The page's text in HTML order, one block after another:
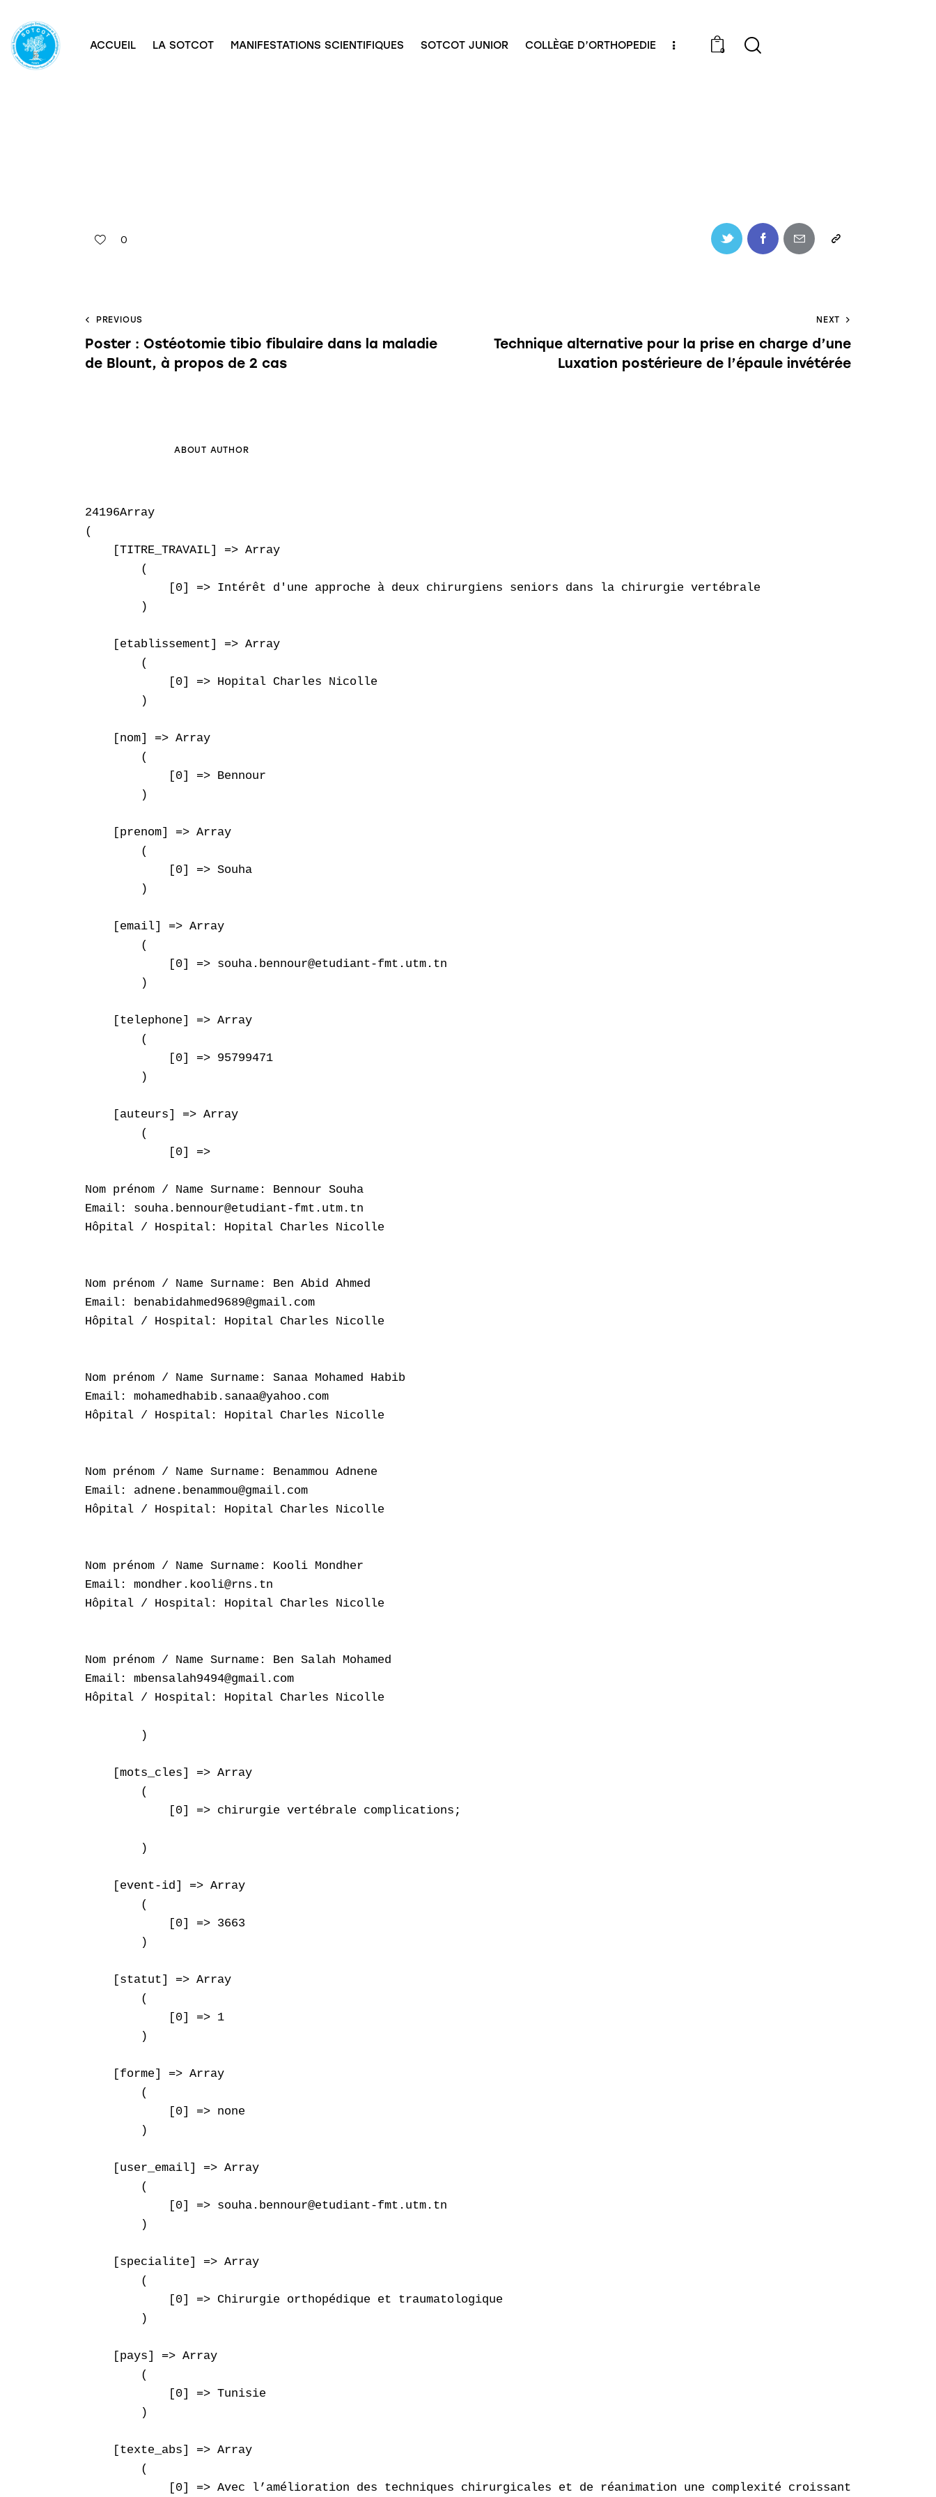
ACCUEIL LA SOTCOT MANIFESTATIONS SCIENTIFIQUES SOTCOT JUNIOR COLLÈGE D’ORTHOPEDIE 0
0
PREVIOUS
Poster : Ostéotomie tibio fibulaire dans la maladie
de Blount, à propos de 2 cas
NEXT
Technique alternative pour la prise en charge d’une
Luxation postérieure de l’épaule invétérée
ABOUT AUTHOR
24196Array
(
    [TITRE_TRAVAIL] => Array
        (
            [0] => Intérêt d'une approche à deux chirurgiens seniors dans la chirurgie vertébrale
        )
    [etablissement] => Array
        (
            [0] => Hopital Charles Nicolle
        )
    [nom] => Array
        (
            [0] => Bennour
        )
    [prenom] => Array
        (
            [0] => Souha
        )
    [email] => Array
        (
            [0] => souha.bennour@etudiant-fmt.utm.tn
        )
    [telephone] => Array
        (
            [0] => 95799471
        )
    [auteurs] => Array
        (
            [0] =>
Nom prénom / Name Surname: Bennour Souha
Email: souha.bennour@etudiant-fmt.utm.tn
Hôpital / Hospital: Hopital Charles Nicolle
Nom prénom / Name Surname: Ben Abid Ahmed
Email: benabidahmed9689@gmail.com
Hôpital / Hospital: Hopital Charles Nicolle
Nom prénom / Name Surname: Sanaa Mohamed Habib
Email: mohamedhabib.sanaa@yahoo.com
Hôpital / Hospital: Hopital Charles Nicolle
Nom prénom / Name Surname: Benammou Adnene
Email: adnene.benammou@gmail.com
Hôpital / Hospital: Hopital Charles Nicolle
Nom prénom / Name Surname: Kooli Mondher
Email: mondher.kooli@rns.tn
Hôpital / Hospital: Hopital Charles Nicolle
Nom prénom / Name Surname: Ben Salah Mohamed
Email: mbensalah9494@gmail.com
Hôpital / Hospital: Hopital Charles Nicolle
        )
    [mots_cles] => Array
        (
            [0] => chirurgie vertébrale complications;
        )
    [event-id] => Array
        (
            [0] => 3663
        )
    [statut] => Array
        (
            [0] => 1
        )
    [forme] => Array
        (
            [0] => none
        )
    [user_email] => Array
        (
            [0] => souha.bennour@etudiant-fmt.utm.tn
        )
    [specialite] => Array
        (
            [0] => Chirurgie orthopédique et traumatologique
        )
    [pays] => Array
        (
            [0] => Tunisie
        )
    [texte_abs] => Array
        (
[0] => Avec l’amélioration des techniques chirurgicales et de réanimation une complexité croissante de la